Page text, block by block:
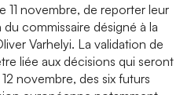
novembre, de reporter leur
commissaire désigné à la
Varhelyi. La validation de
liée aux décisions qui seront
novembre, des six futurs